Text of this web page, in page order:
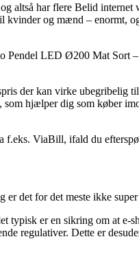
altså har flere Belid internet
kvinder og mænd – enormt,
Pendel LED Ø200 Mat Sort
der kan virke ubegribelig
hjælper dig som køber
f.eks. ViaBill, ifald du
det for det meste ikke super
typisk er en sikring om at e-
regulativer. Dette er